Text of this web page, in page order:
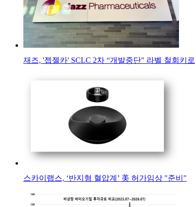
재즈, '젭젤카' SCLC 2차 “개발중단" 라벨 철회키로
스카이랩스, ‘반지형 혈압계’ 美 허가임상 "준비"